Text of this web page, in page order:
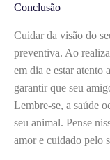
Conclusão
Cuidar da visão do
preventiva. Ao
em dia e estar atento
garantir que seu
Lembre-se, a saúde
seu animal. Pense
amor e cuidado pelo